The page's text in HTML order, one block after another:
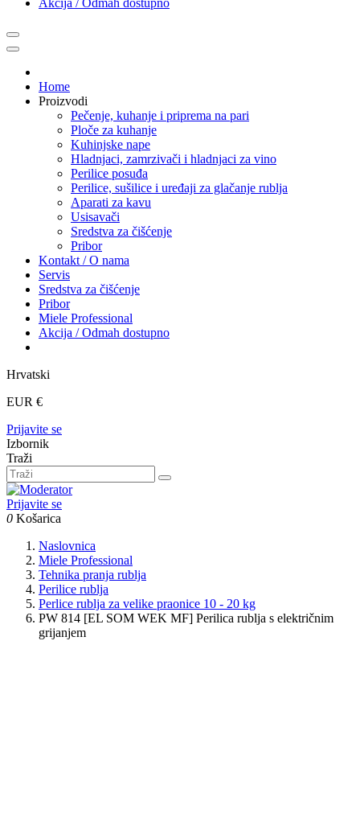
Akcija / Odmah dostupno
Home
Proizvodi
Pečenje, kuhanje i priprema na pari
Ploče za kuhanje
Kuhinjske nape
Hladnjaci, zamrzivači i hladnjaci za vino
Perilice posuđa
Perilice, sušilice i uređaji za glačanje rublja
Aparati za kavu
Usisavači
Sredstva za čišćenje
Pribor
Kontakt / O nama
Servis
Sredstva za čišćenje
Pribor
Miele Professional
Akcija / Odmah dostupno
Hrvatski
EUR €
Prijavite se
Izbornik
Traži
Prijavite se
0 Košarica
Naslovnica
Miele Professional
Tehnika pranja rublja
Perilice rublja
Perlice rublja za velike praonice 10 - 20 kg
PW 814 [EL SOM WEK MF] Perilica rublja s električnim
grijanjem